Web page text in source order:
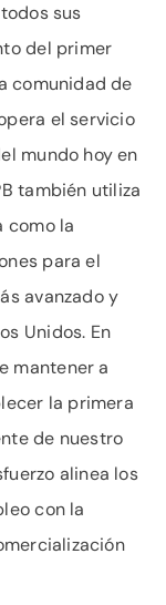
sus
del primer
comunidad de
el servicio
mundo hoy en
también utiliza
como la
para el
avanzado y
Unidos. En
mantener a
la primera
de nuestro
alinea los
con la